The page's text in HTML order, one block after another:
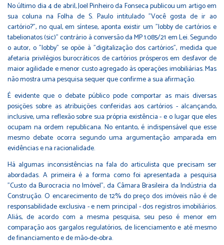
No último dia 4 de abril, Joel Pinheiro da Fonseca publicou um artigo em
sua coluna na Folha de S. Paulo intitulado "Você gosta de ir ao
cartório?", no qual, em síntese, aponta existir um "lobby de cartórios e
tabelionatos (sic)" contrário à conversão da MP 1.085/21 em Lei. Segundo
o autor, o "lobby" se opõe à "digitalização dos cartórios", medida que
afetaria privilégios burocráticos de cartórios prósperos em desfavor de
maior agilidade e menor custo agregado às operações imobiliárias. Mas
não mostra uma pesquisa sequer que confirme a sua afirmação.
É evidente que o debate público pode comportar as mais diversas
posições sobre as atribuições conferidas aos cartórios - alcançando,
inclusive, uma reflexão sobre sua própria existência - e o lugar que eles
ocupam na ordem republicana. No entanto, é indispensável que esse
mesmo debate ocorra segundo uma argumentação amparada em
evidências e na racionalidade.
Há algumas inconsistências na fala do articulista que precisam ser
abordadas. A primeira é a forma como foi apresentada a pesquisa
"Custo da Burocracia no Imóvel", da Câmara Brasileira da Indústria da
Construção. O encarecimento de 12% do preço dos imóveis não é de
responsabilidade exclusiva - e nem principal - dos registros imobiliários.
Aliás, de acordo com a mesma pesquisa, seu peso é menor em
comparação aos gargalos regulatórios, de licenciamento e até mesmo
de financiamento e de mão-de-obra.